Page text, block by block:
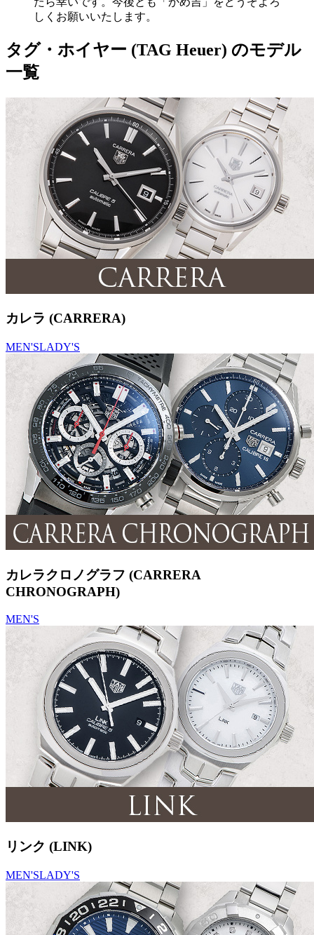
しくお願いいたします。
タグ・ホイヤー (TAG Heuer) のモデル
一覧
カレラ (CARRERA)
MEN'SLADY'S
カレラクロノグラフ (CARRERA
CHRONOGRAPH)
MEN'S
リンク (LINK)
MEN'SLADY'S